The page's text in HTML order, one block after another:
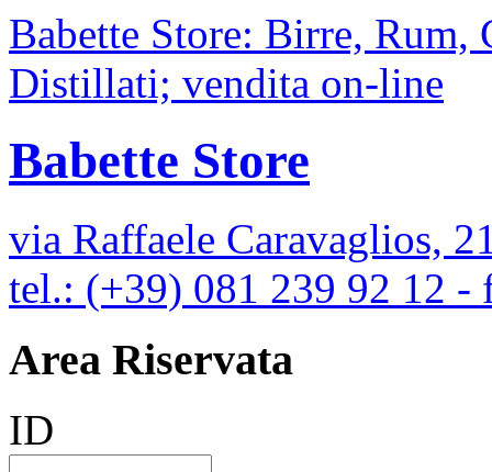
Babette Store: Birre,
Distillati; vendita on-line
Babette Store
via Raffaele Caravaglios,
tel.: (+39) 081 239 92 12 -
Area Riservata
ID